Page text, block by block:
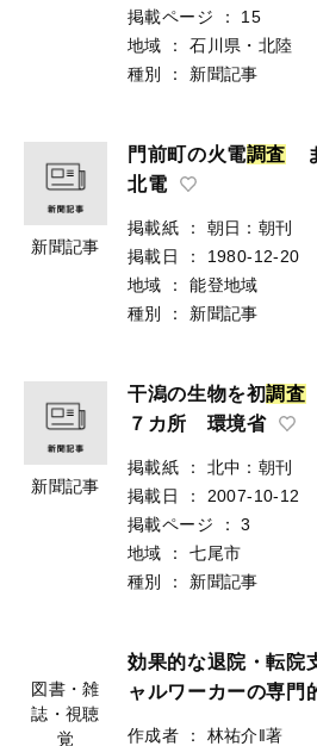
掲載ページ
：
15
地域
：
石川県・北陸
種別
： 新聞記事
新聞記事
門前町の火電調査
北電
掲載紙 ：
朝日：朝刊
掲載日
：
1980-12-20
地域
：
能登地域
種別
： 新聞記事
新聞記事
干潟の生物を初調査
７カ所 環境省
掲載紙 ：
北中：朝刊
掲載日
：
2007-10-12
掲載ページ
：
3
地域
：
七尾市
種別
： 新聞記事
効果的な退院・転院
ャルワーカーの専門
作成者 ：
林祐介‖著